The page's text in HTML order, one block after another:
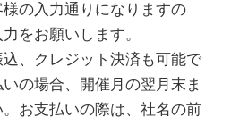
の入力通りになりますの
をお願いします。
、クレジット決済も可能で
の場合、開催月の翌月末ま
お支払いの際は、社名の前